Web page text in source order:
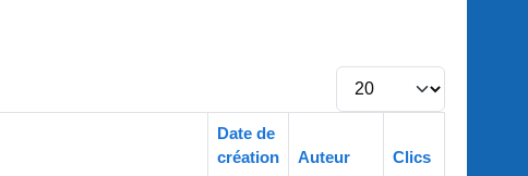
Afficher #
Date de
création
Auteur Clics